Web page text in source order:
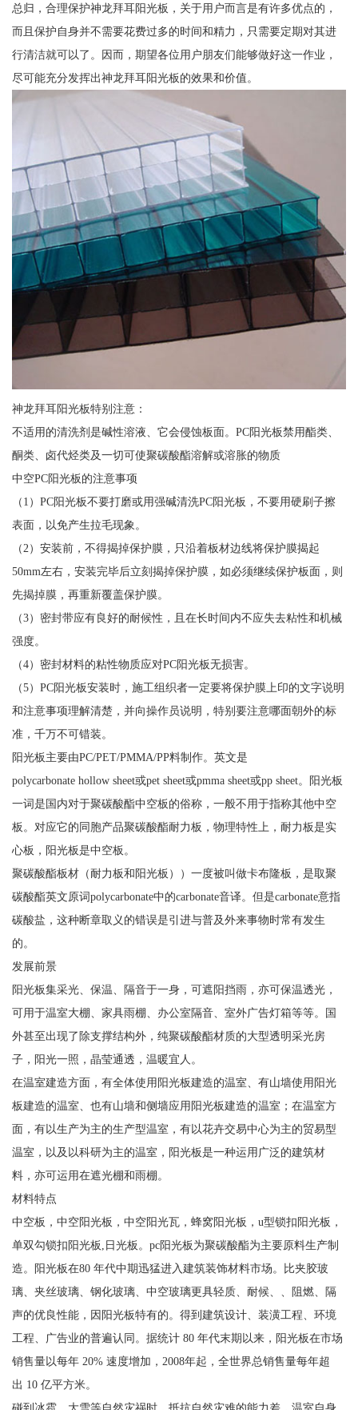
总归，合理保护神龙拜耳阳光板，关于用户而言是有许多优点的，
而且保护自身并不需要花费过多的时间和精力，只需要定期对其进
行清洁就可以了。因而，期望各位用户朋友们能够做好这一作业，
尽可能充分发挥出神龙拜耳阳光板的效果和价值。
神龙拜耳阳光板特别注意：
不适用的清洗剂是碱性溶液、它会侵蚀板面。PC阳光板禁用酯类、
酮类、卤代烃类及一切可使聚碳酸酯溶解或溶胀的物质
中空PC阳光板的注意事项
（1）PC阳光板不要打磨或用强碱清洗PC阳光板，不要用硬刷子擦
表面，以免产生拉毛现象。
（2）安装前，不得揭掉保护膜，只沿着板材边线将保护膜揭起
50mm左右，安装完毕后立刻揭掉保护膜，如必须继续保护板面，则
先揭掉膜，再重新覆盖保护膜。
（3）密封带应有良好的耐候性，且在长时间内不应失去粘性和机械
强度。
（4）密封材料的粘性物质应对PC阳光板无损害。
（5）PC阳光板安装时，施工组织者一定要将保护膜上印的文字说明
和注意事项理解清楚，并向操作员说明，特别要注意哪面朝外的标
准，千万不可错装。
阳光板主要由PC/PET/PMMA/PP料制作。英文是
polycarbonate hollow sheet或pet sheet或pmma sheet或pp sheet。阳光板
一词是国内对于聚碳酸酯中空板的俗称，一般不用于指称其他中空
板。对应它的同胞产品聚碳酸酯耐力板，物理特性上，耐力板是实
心板，阳光板是中空板。
聚碳酸酯板材（耐力板和阳光板））一度被叫做卡布隆板，是取聚
碳酸酯英文原词polycarbonate中的carbonate音译。但是carbonate意指
碳酸盐，这种断章取义的错误是引进与普及外来事物时常有发生
的。
发展前景
阳光板集采光、保温、隔音于一身，可遮阳挡雨，亦可保温透光，
可用于温室大棚、家具雨棚、办公室隔音、室外广告灯箱等等。国
外甚至出现了除支撑结构外，纯聚碳酸酯材质的大型透明采光房
子，阳光一照，晶莹通透，温暖宜人。
在温室建造方面，有全体使用阳光板建造的温室、有山墙使用阳光
板建造的温室、也有山墙和侧墙应用阳光板建造的温室；在温室方
面，有以生产为主的生产型温室，有以花卉交易中心为主的贸易型
温室，以及以科研为主的温室，阳光板是一种运用广泛的建筑材
料，亦可运用在遮光棚和雨棚。
材料特点
中空板，中空阳光板，中空阳光瓦，蜂窝阳光板，u型锁扣阳光板，
单双勾锁扣阳光板,日光板。pc阳光板为聚碳酸酯为主要原料生产制
造。阳光板在80 年代中期迅猛进入建筑装饰材料市场。比夹胶玻
璃、夹丝玻璃、钢化玻璃、中空玻璃更具轻质、耐候、、阻燃、隔
声的优良性能，因阳光板特有的。得到建筑设计、装潢工程、环境
工程、广告业的普遍认同。据统计 80 年代末期以来，阳光板在市场
销售量以每年 20% 速度增加，2008年起，全世界总销售量每年超
出 10 亿平方米。